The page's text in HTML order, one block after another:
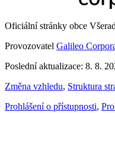
Oficiální stránky obce
Provozovatel Galileo
Poslední aktualizace: 8. 8.
Změna vzhledu, Struktura
Prohlášení o přístupnosti,